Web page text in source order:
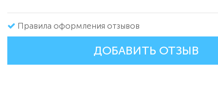
Правила оформления отзывов
ДОБАВИТЬ ОТЗЫВ